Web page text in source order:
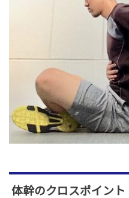
体幹のクロスポイント